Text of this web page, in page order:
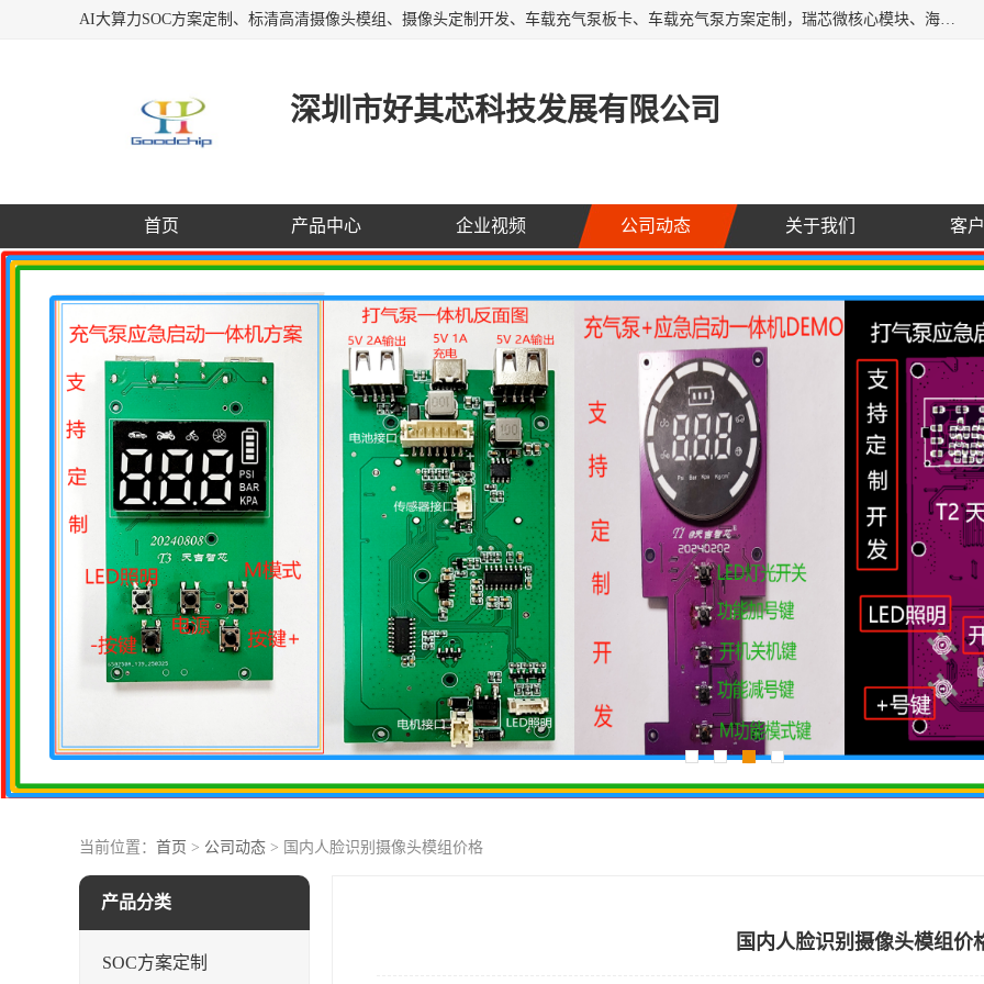
AI大算力SOC方案定制、标清高清摄像头模组、摄像头定制开发、车载充气泵板卡、车载充气泵方案定制，瑞芯微核心模块、海思核心模块、AI网关、边缘网关、边缘盒子、工控机、工业网关，Atmel触摸芯片、MCU、nor flash
深圳市好其芯科技发展有限公司
首页 产品中心 企业视频 公司动态 关于我们 客
当前位置： 首页 > 公司动态 > 国内人脸识别摄像头模组价格
产品分类
SOC方案定制
国内人脸识别摄像头模组价